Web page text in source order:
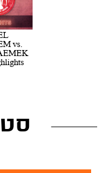
vs.